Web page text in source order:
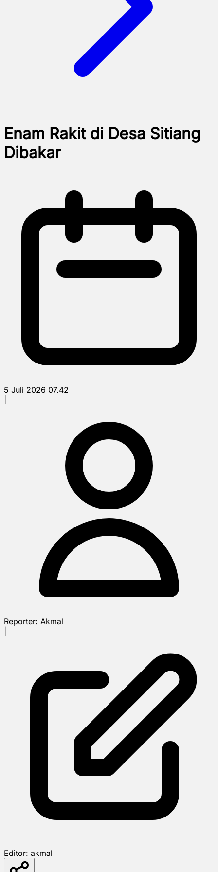
Enam Rakit di Desa Sitiang
Dibakar
5 Juli 2026 07.42
Reporter: Akmal
Editor: akmal